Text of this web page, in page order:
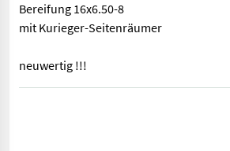
Bereifung 16x6.50-8
mit Kurieger-Seitenräumer
neuwertig !!!
Arbeitsbreite 300 cm, Traktor Anbau,